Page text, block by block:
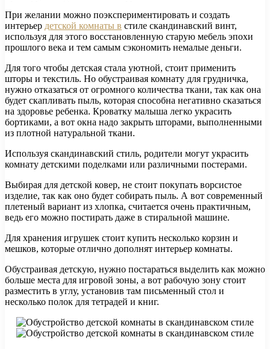
При желании можно поэкспериментировать и создать
интерьер детской комнаты в стиле скандинавский винт,
используя для этого восстановленную старую мебель эпохи
прошлого века и тем самым сэкономить немалые деньги.
Для того чтобы детская стала уютной, стоит применить
шторы и текстиль. Но обустраивая комнату для грудничка,
нужно отказаться от огромного количества ткани, так как она
будет скапливать пыль, которая способна негативно сказаться
на здоровье ребенка. Кроватку малыша легко украсить
бортиками, а вот окна надо закрыть шторами, выполненными
из плотной натуральной ткани.
Используя скандинавский стиль, родители могут украсить
комнату детскими поделками или различными постерами.
Выбирая для детской ковер, не стоит покупать ворсистое
изделие, так как оно будет собирать пыль. А вот современный
плетеный вариант из хлопка, считается очень практичным,
ведь его можно постирать даже в стиральной машине.
Для хранения игрушек стоит купить несколько корзин и
мешков, которые отлично дополнят интерьер комнаты.
Обустраивая детскую, нужно постараться выделить как можно
больше места для игровой зоны, а вот рабочую зону стоит
разместить в углу, установив там письменный стол и
несколько полок для тетрадей и книг.